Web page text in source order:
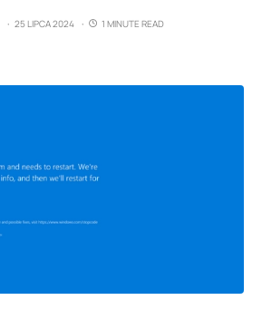
25 LIPCA 2024
1 MINUTE READ